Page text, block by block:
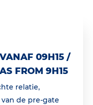
09H15 /
FROM 9H15
relatie,
de pre-gate